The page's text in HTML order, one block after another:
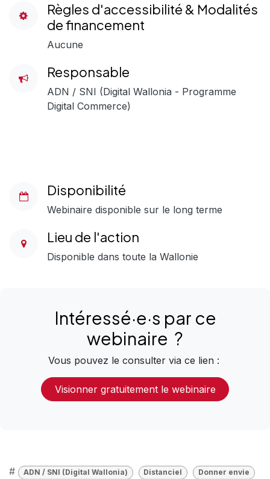
Règles d'accessibilité & Modalités
de financement
Aucune
Responsable
ADN / SNI (Digital Wallonia - Programme
Digital Commerce)
Disponibilité
Webinaire disponible sur le long terme
Lieu de l'action
Disponible dans toute la Wallonie
Intéressé·e·s par ce
webinaire ?
Vous pouvez le consulter via ce lien :
Visionner gratuitement le webinaire
# ADN / SNI (Digital Wallonia) Distanciel
Donner envie